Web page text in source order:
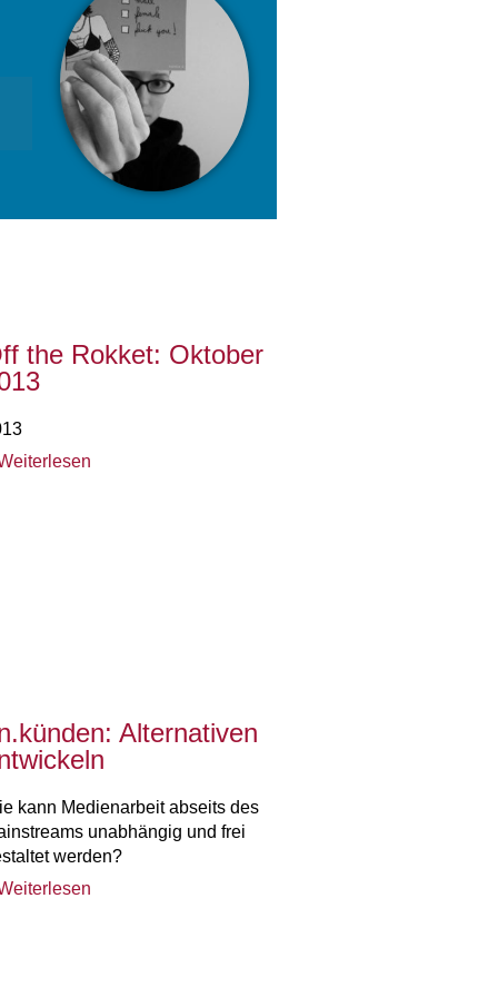
the Rokket: Oktober
Alternativen
kann Medienarbeit abseits des
unabhängig und frei
werden?